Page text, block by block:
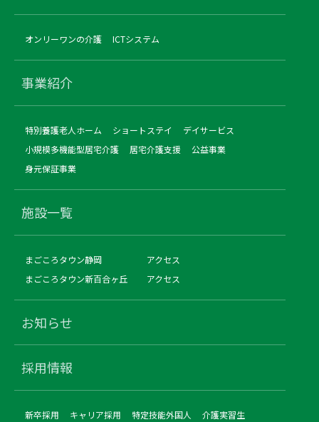
オンリーワンの介護 ICTシステム
事業紹介
特別養護老人ホーム ショートステイ
デイサービス
小規模多機能型居宅介護
居宅介護支援
公益事業
身元保証事業
施設一覧
まごころタウン静岡
アクセス
まごころタウン新百合ヶ丘
アクセス
お知らせ
採用情報
新卒採用 キャリア採用 特定技能外国人 介護実習生